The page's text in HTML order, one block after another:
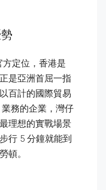
方定位，香港是
是亞洲首屈一指
百計的國際貿易
務的企業，灣仔
理想的實戰場景
行 5 分鐘就能到
頓。